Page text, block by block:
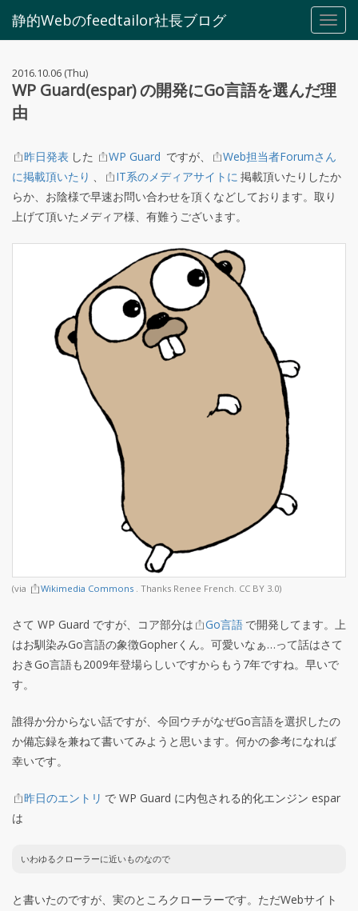
静的Webのfeedtailor社長ブログ
2016.10.06 (Thu)
WP Guard(espar) の開発にGo言語を選んだ理
由
昨日発表 した WP Guard ですが、
Web担当者Forumさん
に掲載頂いたり 、 IT系のメディアサイトに 掲載頂いたりしたか
らか、お陰様で早速お問い合わせを頂くなどしております。取り
上げて頂いたメディア様、有難うございます。
(via Wikimedia Commons . Thanks Renee French. CC BY 3.0)
さて WP Guard ですが、コア部分は Go言語 で開発してます。上
はお馴染みGo言語の象徴Gopherくん。可愛いなぁ…って話はさて
おきGo言語も2009年登場らしいですからもう7年ですね。早いで
す。
誰得か分からない話ですが、今回ウチがなぜGo言語を選択したの
か備忘録を兼ねて書いてみようと思います。何かの参考になれば
幸いです。
昨日のエントリ で WP Guard に内包される的化エンジン espar
は
いわゆるクローラーに近いものなので
と書いたのですが、実のところクローラーです。ただWebサイト